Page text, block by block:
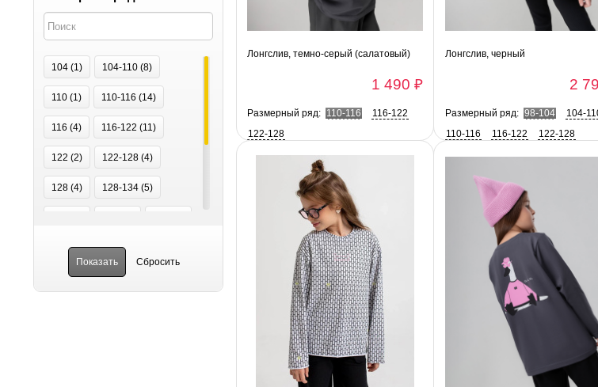
104 (1 ) 104-110 (8)
110 (1 ) 110-116 (14)
116 (4) 116-122 (11 )
122 (2) 122-128 (4)
128 (4) 128-134 (5)
146-152 (1) 152 (
152-158 (3) 158 (
Лонгслив, темно-серый (салатовый)
1 490 ₽
Размерный ряд: 110-116
116-122
122-128
Лонгслив, черный
2
Размерный ряд: 98-104
104-
110-116
116-122
122-128